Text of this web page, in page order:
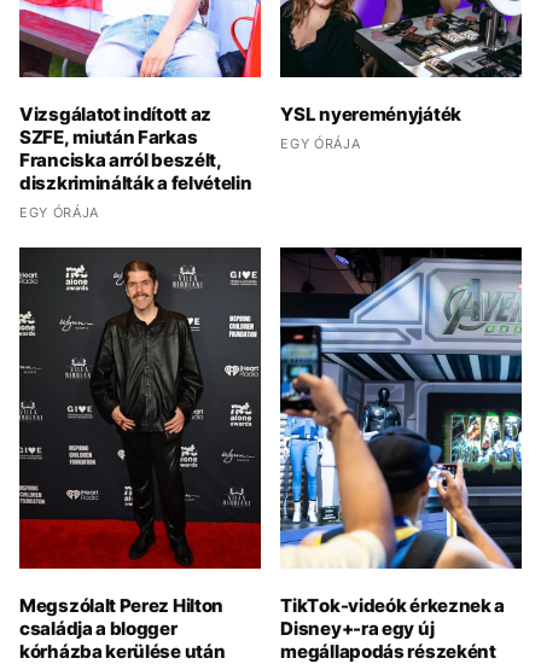
Vizsgálatot indított az
SZFE, miután Farkas
Franciska arról beszélt,
diszkriminálták a felvételin
EGY ÓRÁJA
YSL nyereményjáték
EGY ÓRÁJA
Megszólalt Perez Hilton
családja a blogger
kórházba kerülése után
TikTok-videók érkeznek a
Disney+-ra egy új
megállapodás részeként